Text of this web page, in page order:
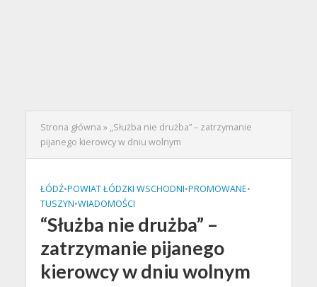
Strona główna » „Służba nie drużba” – zatrzymanie
pijanego kierowcy w dniu wolnym
ŁÓDŹ•POWIAT ŁÓDZKI WSCHODNI•PROMOWANE•
TUSZYN•WIADOMOŚCI
“Służba nie drużba” –
zatrzymanie pijanego
kierowcy w dniu wolnym